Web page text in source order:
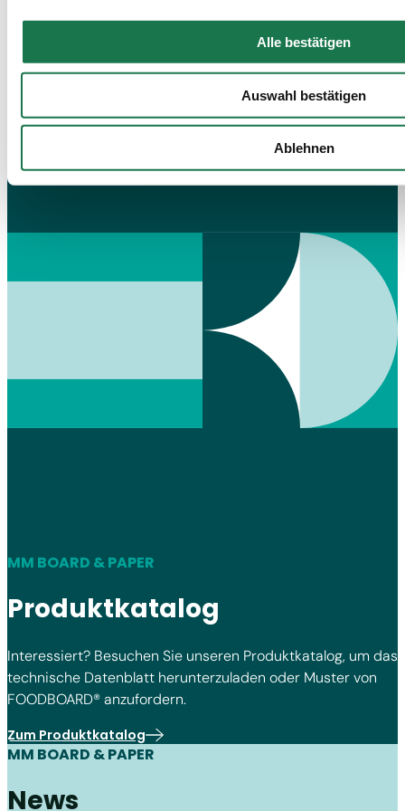
Alle bestätigen
Auswahl bestätigen
Ablehnen
Von-Siemens-Str. 14 59757 Arnsberg, Germany
www.cosack.de
MM BOARD & PAPER
Produktkatalog
Interessiert? Besuchen Sie unseren Produktkatalog, um das
technische Datenblatt herunterzuladen oder Muster von
FOODBOARD® anzufordern.
Zum Produktkatalog
MM BOARD & PAPER
News